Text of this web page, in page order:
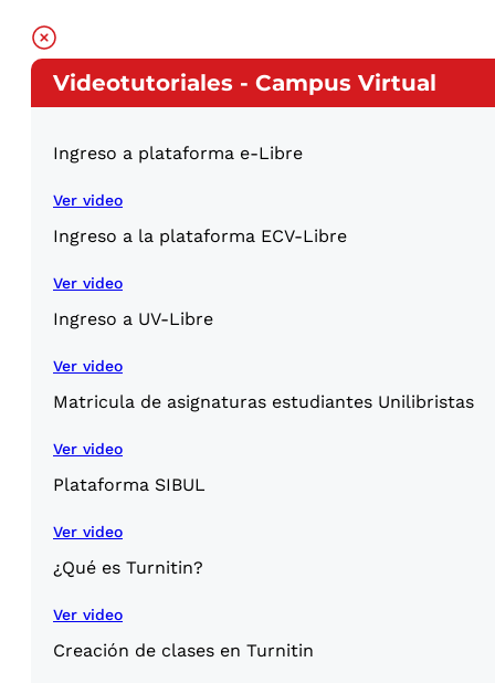
Videotutoriales - Campus Virtual
Ingreso a plataforma e-Libre
Ver video
Ingreso a la plataforma ECV-Libre
Ver video
Ingreso a UV-Libre
Ver video
Matricula de asignaturas estudiantes Unilibristas
Ver video
Plataforma SIBUL
Ver video
¿Qué es Turnitin?
Ver video
Creación de clases en Turnitin